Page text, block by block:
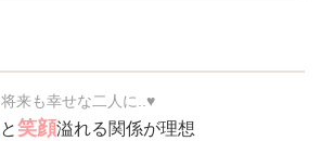
将来も幸せな二人に..♥
と笑顔溢れる関係が理想